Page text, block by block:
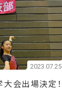
2023.07.25
会出場決定！